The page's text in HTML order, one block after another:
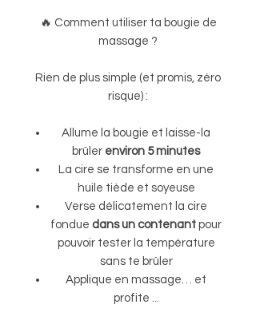
🔥 Comment utiliser ta bougie de
massage ?
Rien de plus simple (et promis, zéro
risque) :
Allume la bougie et laisse-la
brûler environ 5 minutes
La cire se transforme en une
huile tiède et soyeuse
Verse délicatement la cire
fondue dans un contenant pour
pouvoir tester la température
sans te brûler
Applique en massage… et
profite ...